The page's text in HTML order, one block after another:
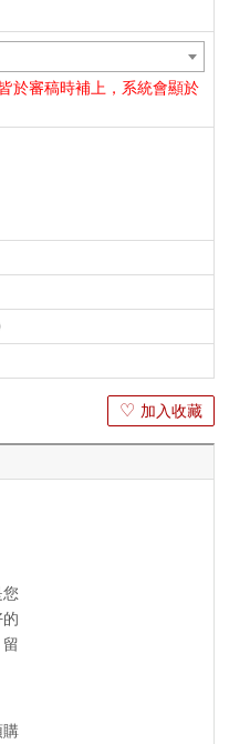
於審稿時補上，系統會顯於
♡ 加入收藏
購